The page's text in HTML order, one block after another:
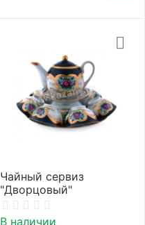
Чайный сервиз
"Дворцовый"
В наличии